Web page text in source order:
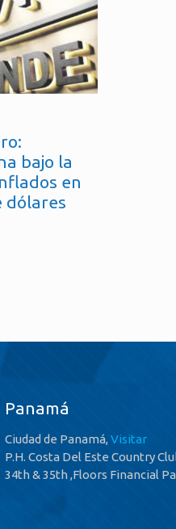
bajo la
en
dólares
Panamá
Ciudad de Panamá,Visitar
P.H. Costa Del Este Country
34th & 35th ,Floors Financial